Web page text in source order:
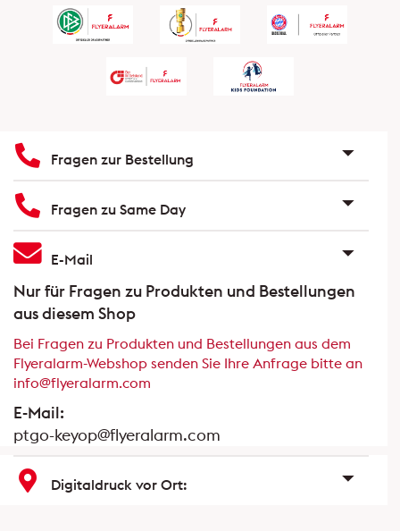
Fragen zur Bestellung
Fragen zu Same Day
E-Mail
Nur für Fragen zu Produkten und Bestellungen
aus diesem Shop
Bei Fragen zu Produkten und Bestellungen aus dem
Flyeralarm-Webshop senden Sie Ihre Anfrage bitte an
info@flyeralarm.com
E-Mail:
ptgo-keyop@flyeralarm.com
Digitaldruck vor Ort: